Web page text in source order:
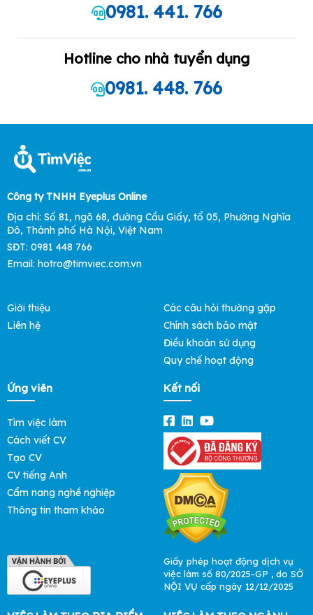
0981. 441. 766
Hotline cho nhà tuyển dụng
0981. 448. 766
Công ty TNHH Eyeplus Online
Địa chỉ: Số 81, ngõ 68, đường Cầu Giấy, tổ 05, Phường Nghĩa
Đô, Thành phố Hà Nội, Việt Nam
SĐT: 0981 448 766
Email: hotro@timviec.com.vn
Giới thiệu
Liên hệ
Các câu hỏi thường gặp
Chính sách bảo mật
Điều khoản sử dụng
Quy chế hoạt động
Ứng viên
Tìm việc làm
Cách viết CV
Tạo CV
CV tiếng Anh
Cẩm nang nghề nghiệp
Thông tin tham khảo
Kết nối
Giấy phép hoạt động dịch vụ
việc làm số 80/2025-GP , do SỞ
NỘI VỤ cấp ngày 12/12/2025